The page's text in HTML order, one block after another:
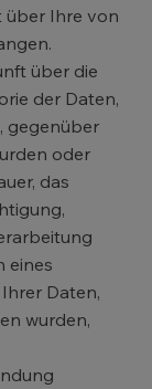
über Ihre von
über die
der Daten,
gegenüber
oder
das
eines
Daten,
wurden,